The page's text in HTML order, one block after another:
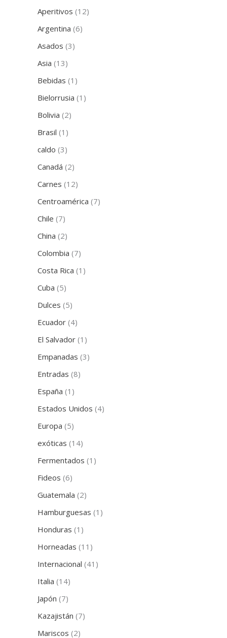
Aperitivos (12)
Argentina (6)
Asados (3)
Asia (13)
Bebidas (1)
Bielorrusia (1)
Bolivia (2)
Brasil (1)
caldo (3)
Canadá (2)
Carnes (12)
Centroamérica (7)
Chile (7)
China (2)
Colombia (7)
Costa Rica (1)
Cuba (5)
Dulces (5)
Ecuador (4)
El Salvador (1)
Empanadas (3)
Entradas (8)
España (1)
Estados Unidos (4)
Europa (5)
exóticas (14)
Fermentados (1)
Fideos (6)
Guatemala (2)
Hamburguesas (1)
Honduras (1)
Horneadas (11)
Internacional (41)
Italia (14)
Japón (7)
Kazajistán (7)
Mariscos (2)